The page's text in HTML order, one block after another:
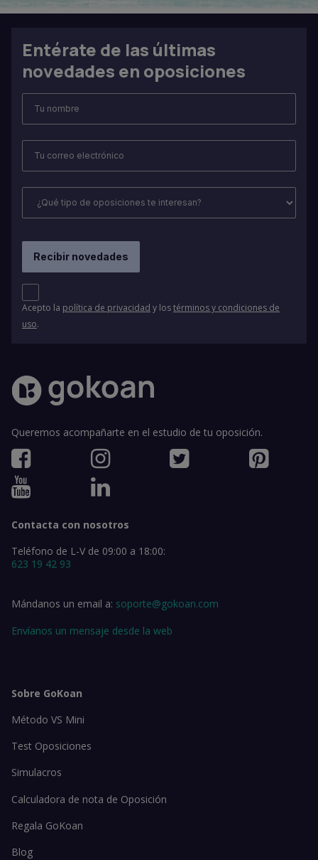
Entérate de las últimas
novedades en oposiciones
Acepto la política de privacidad y lostérminos y condiciones de
uso.
Queremos acompañarte en el estudio de tu oposición.
Contacta con nosotros
Teléfono de L-V de 09:00 a 18:00:
623 19 42 93
Mándanos un email a: soporte@gokoan.com
Envíanos un mensaje desde la web
Sobre GoKoan
Método VS Mini
Test Oposiciones
Simulacros
Calculadora de nota de Oposición
Regala GoKoan
Blog